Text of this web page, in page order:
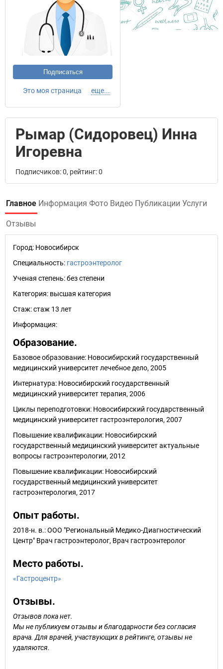
Подписаться
Это моя страница еще...
Рымар (Сидоровец) Инна
Игоревна
Подписчиков: 0, рейтинг: 0
Главное Информация Фото Видео Публикации Услуги
Отзывы
Город: Новосибирск
Специальность: гастроэнтеролог
Ученая степень:без степени
Категория: высшая категория
Стаж:стаж 13 лет
Информация:
Образование.
Базовое образование: Новосибирский государственный
медицинский университет лечебное дело, 2005
Интернатура: Новосибирский государственный
медицинский университет терапия, 2006
Циклы переподготовки: Новосибирский государственный
медицинский университет гастроэнтерология, 2007
Повышение квалификации: Новосибирский
государственный медицинский университет актуальные
вопросы гастроэнтерологии, 2012
Повышение квалификации: Новосибирский
государственный медицинский университет
гастроэнтерология, 2017
Опыт работы.
2018-н. в.: ООО "Региональный Медико-Диагностический
Центр" Врач гастроэнтеролог, Врач гастроэнтеролог
Место работы.
«Гастроцентр»
Отзывы.
Отзывов пока нет.
Мы не публикуем отзывы и благодарности без согласия
врача. Для врачей, участвующих в рейтинге, отзывы не
удаляются.